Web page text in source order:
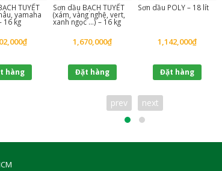
TUYẾT
yamaha
16 kg
₫
hàng
Sơn dầu BẠCH TUYẾT
(xám, vàng nghệ, vert,
xanh ngọc …) – 16 kg
1,670,000₫
Đặt hàng
Sơn dầu POLY – 18 lít
1,142,000₫
Đặt hàng
prev next